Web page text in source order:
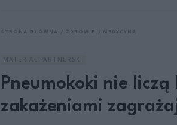
Pneumokoki nie
zakażeniami